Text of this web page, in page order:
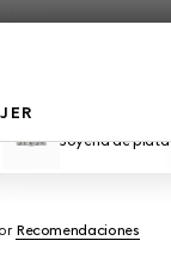
Joyería de plata
Recomendaciones